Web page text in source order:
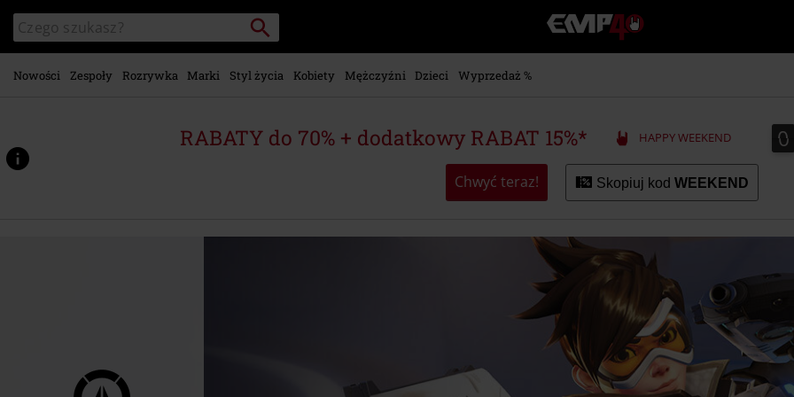
głównej
zawartości
Wyszukaj
katalog
Szukaj
EMP
-
Merch
Seriali
Gier
Nowości Zespoły Rozrywka Marki Styl życia Kobiety Mężczyźni Dzieci Wyprzedaż %
RABATY do 70% + dodatkowy RABAT 15%* HAPPY WEEKEND 0
0
Chwyć teraz! Skopiuj kod WEEKEND